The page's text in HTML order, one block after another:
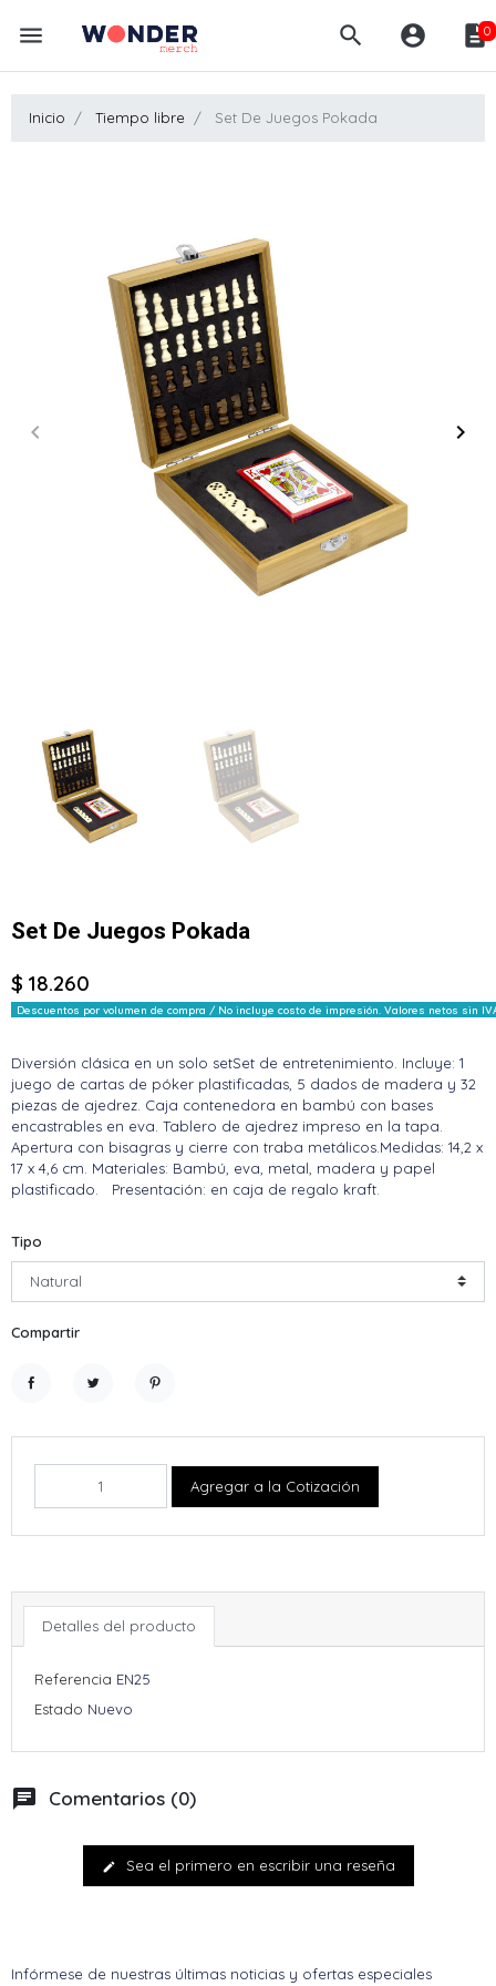
menu search account_circle description0
Inicio Tiempo libre Set De Juegos Pokada
Anterior
keyboard_arrow_left keyboard_arrow_right
Set De Juegos Pokada
$ 18.260
Descuentos por volumen de compra / No incluye costo de impresión. Valores netos sin
Diversión clásica en un solo setSet de entretenimiento. Incluye: 1
juego de cartas de póker plastificadas, 5 dados de madera y 32
piezas de ajedrez. Caja contenedora en bambú con bases
encastrables en eva. Tablero de ajedrez impreso en la tapa.
Apertura con bisagras y cierre con traba metálicos.Medidas: 14,2 x
17 x 4,6 cm. Materiales: Bambú, eva, metal, madera y papel
plastificado. Presentación: en caja de regalo kraft.
Tipo
Compartir
Agregar a la Cotización
Detalles del producto
Referencia EN25
Estado Nuevo
chat Comentarios (0)
edit Sea el primero en escribir una reseña
Infórmese de nuestras últimas noticias y ofertas especiales